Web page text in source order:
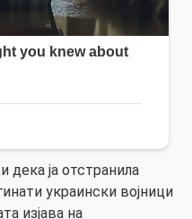
дека ја отстранила
украински војници
изјава на